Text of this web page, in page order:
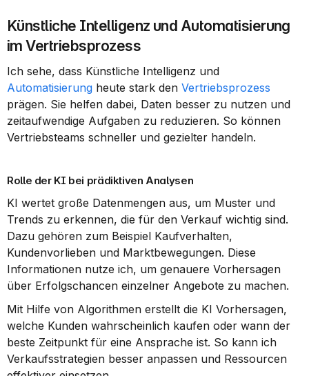
Künstliche Intelligenz und Automatisierung
im Vertriebsprozess
Automatisierung heute stark den Vertriebsprozess
prägen. Sie helfen dabei, Daten besser zu nutzen und
zeitaufwendige Aufgaben zu reduzieren. So können
Vertriebsteams schneller und gezielter handeln.
Rolle der KI bei prädiktiven Analysen
KI wertet große Datenmengen aus, um Muster und
Trends zu erkennen, die für den Verkauf wichtig sind.
Dazu gehören zum Beispiel Kaufverhalten,
Kundenvorlieben und Marktbewegungen. Diese
Informationen nutze ich, um genauere Vorhersagen
über Erfolgschancen einzelner Angebote zu machen.
Mit Hilfe von Algorithmen erstellt die KI Vorhersagen,
welche Kunden wahrscheinlich kaufen oder wann der
beste Zeitpunkt für eine Ansprache ist. So kann ich
Verkaufsstrategien besser anpassen und Ressourcen